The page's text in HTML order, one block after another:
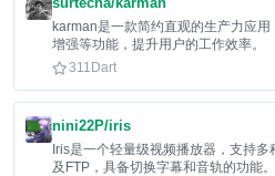
karman是一款简约直观的生产力应
增强等功能，提升用户的工作效率。
311 Dart
nini22P/iris
Iris是一个轻量级视频播放器，支持
及FTP，具备切换字幕和音轨的功能。